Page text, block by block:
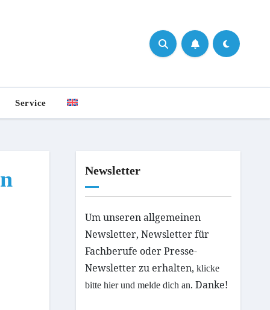
Service
Newsletter
Um unserenallgemeinen
Newsletter, Newsletter für
Fachberufe oder Presse-
Newsletter zu erhalten, klicke
bitte hier und melde dich an. Danke!